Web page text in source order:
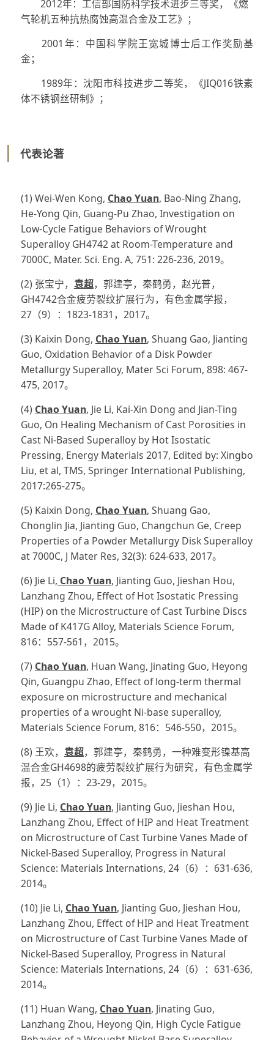
2012年：工信部国防科学技术进步三等奖，《燃
气轮机五种抗热腐蚀高温合金及工艺》；
2001年：中国科学院王宽城博士后工作奖励基
金；
1989年：沈阳市科技进步二等奖，《JIQ016铁素
体不锈钢丝研制》；
代表论著
(1) Wei-Wen Kong, Chao Yuan, Bao-Ning Zhang,
He-Yong Qin, Guang-Pu Zhao, Investigation on
Low-Cycle Fatigue Behaviors of Wrought
Superalloy GH4742 at Room-Temperature and
7000C, Mater. Sci. Eng. A, 751: 226-236, 2019。
(2) 张宝宁， 袁超，郭建亭，秦鹤勇，赵光普，
GH4742合金疲劳裂纹扩展行为，有色金属学报，
27（9）：1823-1831，2017。
(3) Kaixin Dong, Chao Yuan, Shuang Gao, Jianting
Guo, Oxidation Behavior of a Disk Powder
Metallurgy Superalloy, Mater Sci Forum, 898: 467-
475, 2017。
(4) Chao Yuan, Jie Li, Kai-Xin Dong and Jian-Ting
Guo, On Healing Mechanism of Cast Porosities in
Cast Ni-Based Superalloy by Hot Isostatic
Pressing, Energy Materials 2017, Edited by: Xingbo
Liu, et al, TMS, Springer International Publishing,
2017:265-275。
(5) Kaixin Dong, Chao Yuan, Shuang Gao,
Chonglin Jia, Jianting Guo, Changchun Ge, Creep
Properties of a Powder Metallurgy Disk Superalloy
at 7000C, J Mater Res, 32(3): 624-633, 2017。
(6) Jie Li, Chao Yuan, Jianting Guo, Jieshan Hou,
Lanzhang Zhou, Effect of Hot Isostatic Pressing
(HIP) on the Microstructure of Cast Turbine Discs
Made of K417G Alloy, Materials Science Forum,
816：557-561，2015。
(7) Chao Yuan, Huan Wang, Jinating Guo, Heyong
Qin, Guangpu Zhao, Effect of long-term thermal
exposure on microstructure and mechanical
properties of a wrought Ni-base superalloy,
Materials Science Forum, 816：546-550，2015。
(8) 王欢， 袁超，郭建亭，秦鹤勇，一种难变形镍基高
温合金GH4698的疲劳裂纹扩展行为研究，有色金属学
报，25（1）：23-29，2015。
(9) Jie Li, Chao Yuan, Jianting Guo, Jieshan Hou,
Lanzhang Zhou, Effect of HIP and Heat Treatment
on Microstructure of Cast Turbine Vanes Made of
Nickel-Based Superalloy, Progress in Natural
Science: Materials Internations, 24（6）：631-636,
2014。
(10) Jie Li, Chao Yuan, Jianting Guo, Jieshan Hou,
Lanzhang Zhou, Effect of HIP and Heat Treatment
on Microstructure of Cast Turbine Vanes Made of
Nickel-Based Superalloy, Progress in Natural
Science: Materials Internations, 24（6）：631-636,
2014。
(11) Huan Wang, Chao Yuan, Jinating Guo,
Lanzhang Zhou, Heyong Qin, High Cycle Fatigue